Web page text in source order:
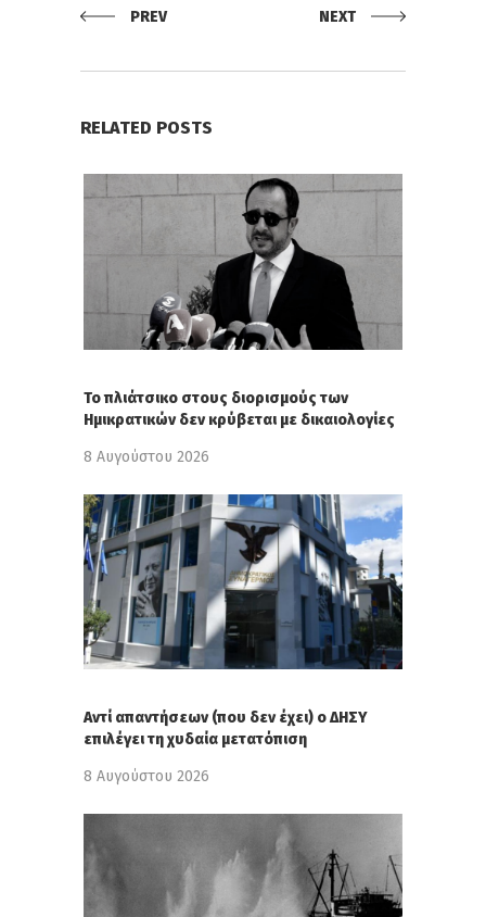
PREV NEXT
RELATED POSTS
Το πλιάτσικο στους διορισμούς των
Ημικρατικών δεν κρύβεται με δικαιολογίες
8 Αυγούστου 2026
Αντί απαντήσεων (που δεν έχει) ο ΔΗΣΥ
επιλέγει τη χυδαία μετατόπιση
8 Αυγούστου 2026